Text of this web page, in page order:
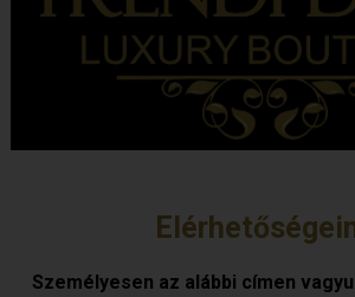
Személyesen az alábbi címen